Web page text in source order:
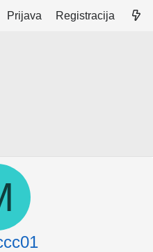
Prijava Registracija